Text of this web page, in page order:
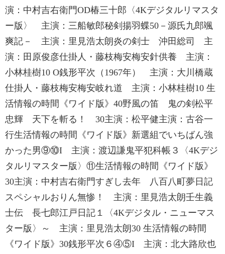
演：中村吉右衛門OD椿三十郎〈4Kデジタルリマスタ
ー版〉 主演：三船敏郎秘剣揚羽蝶50－源氏九郎颯
爽記－ 主演：里見浩太朗炎の剣士 沖田総司 主
演：田原俊彦仕掛人・藤枝梅安梅安針供養 主演：
小林桂樹10 O銭形平次（1967年） 主演：大川橋蔵
仕掛人・藤枝梅安梅安岐れ道 主演：小林桂樹10 生
活情報の時間《ワイド版》40野風の笛 鬼の剣松平
忠輝 天下を斬る！ 30主演：松平健主演：古谷一
行生活情報の時間《ワイド版》新選組でいちばん強
かった男⑨⑩I 主演：渡辺謙鬼平犯科帳３〈4Kデジ
タルリマスター版〉⑪生活情報の時間《ワイド版》
30主演：中村吉右衛門すぎし去年 八百八町夢日記
スペシャルおりん無惨！ 主演：里見浩太朗壬生義
士伝 長七郎江戸日記１〈4Kデジタル・ニューマス
ター版〉～ 主演：里見浩太朗30 生活情報の時間
《ワイド版》30銭形平次６④⑤I 主演：北大路欣也